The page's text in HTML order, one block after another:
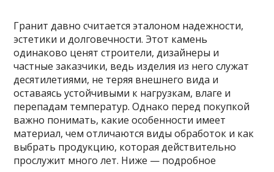
Гранит давно считается эталоном надежности,
эстетики и долговечности. Этот камень
одинаково ценят строители, дизайнеры и
частные заказчики, ведь изделия из него служат
десятилетиями, не теряя внешнего вида и
оставаясь устойчивыми к нагрузкам, влаге и
перепадам температур. Однако перед покупкой
важно понимать, какие особенности имеет
материал, чем отличаются виды обработок и как
выбрать продукцию, которая действительно
прослужит много лет. Ниже — подробное